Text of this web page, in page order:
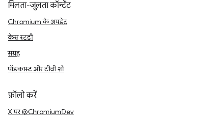
मिलता-जुलता कॉन्टेंट
Chromium के अपडेट
केस स्टडी
संग्रह
पॉडकास्ट और टीवी शो
फ़ॉलो करें
X पर @ChromiumDev